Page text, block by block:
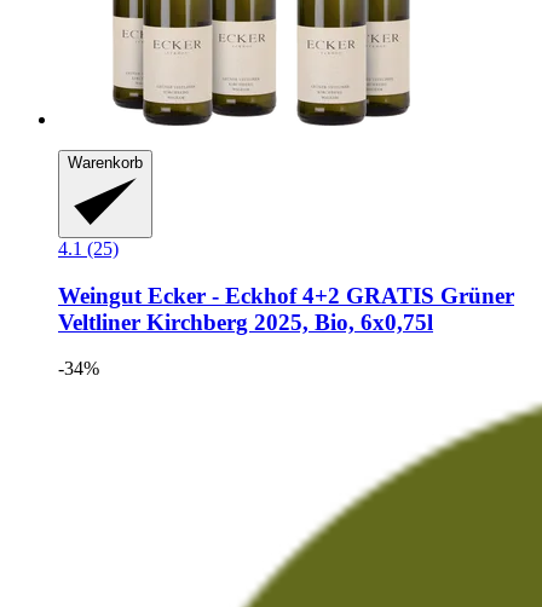
Warenkorb
4.1 (25)
Weingut Ecker - Eckhof4+2 GRATIS Grüner
Veltliner Kirchberg 2025, Bio, 6x0,75l
-34%